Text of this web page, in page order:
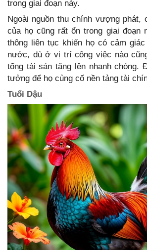
trong giai đoạn này.
Ngoài nguồn thu chính vượng phát,
của họ cũng rất ổn trong giai đoạn
thông liên tục khiến họ có cảm
nước, dù ở vị trí công việc nào
tổng tài sản tăng lên nhanh chóng.
tưởng để họ củng cố nền tảng tài
Tuổi Dậu